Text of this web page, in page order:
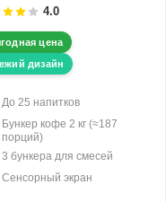
4.0
цена
дизайн
До 25 напитков
Бункер кофе 2 кг (≈187
порций)
3 бункера для смесей
Сенсорный экран